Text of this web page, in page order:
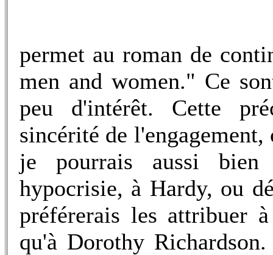
permet au roman de
men and women." Ce
peu d'intérêt. Cette
sincérité de
je pourrais aussi
hypocrisie, à Hardy, ou
préférerais les attribuer
qu'à Dorothy